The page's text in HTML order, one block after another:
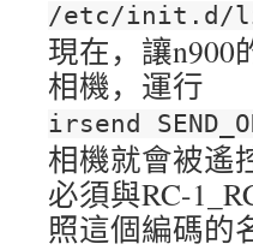
/etc/init.d/
現在，讓n900
相機，運行
irsend
相機就會被遙
必須與RC-
照這個編碼的